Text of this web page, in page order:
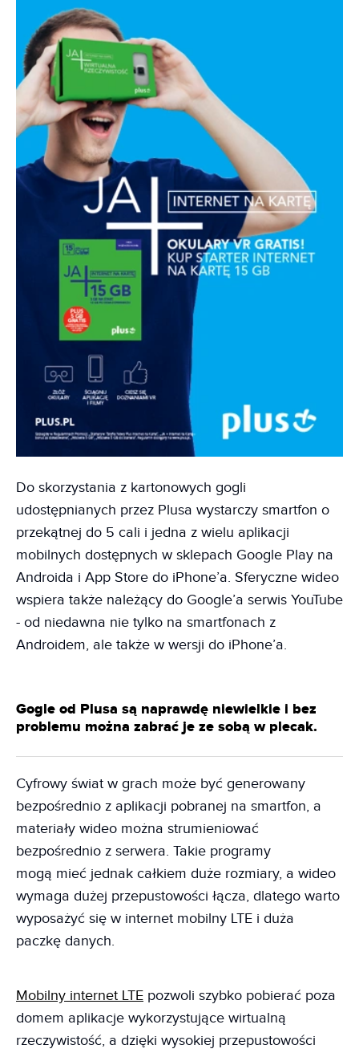
Do skorzystania z kartonowych gogli
udostępnianych przez Plusa wystarczy smartfon o
przekątnej do 5 cali i jedna z wielu aplikacji
mobilnych dostępnych w sklepach Google Play na
Androida i App Store do iPhone’a. Sferyczne wideo
wspiera także należący do Google’a serwis YouTube
- od niedawna nie tylko na smartfonach z
Androidem, ale także w wersji do iPhone’a.
Gogle od Plusa są naprawdę niewielkie i bez
problemu można zabrać je ze sobą w plecak.
Cyfrowy świat w grach może być generowany
bezpośrednio z aplikacji pobranej na smartfon, a
materiały wideo można strumieniować
bezpośrednio z serwera. Takie programy
mogą mieć jednak całkiem duże rozmiary, a wideo
wymaga dużej przepustowości łącza, dlatego warto
wyposażyć się w internet mobilny LTE i duża
paczkę danych.
Mobilny internet LTE pozwoli szybko pobierać poza
domem aplikacje wykorzystujące wirtualną
rzeczywistość, a dzięki wysokiej przepustowości